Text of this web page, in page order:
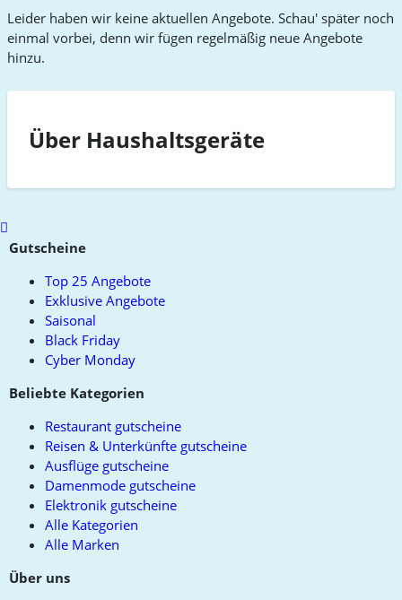
Leider haben wir keine aktuellen Angebote. Schau' später noch
einmal vorbei, denn wir fügen regelmäßig neue Angebote
hinzu.
Über Haushaltsgeräte
Scroll
toGutscheine
Top 25 Angebote
Exklusive Angebote
Saisonal
Black Friday
Cyber Monday
Beliebte Kategorien
Restaurant gutscheine
Reisen & Unterkünfte gutscheine
Ausflüge gutscheine
Damenmode gutscheine
Elektronik gutscheine
Alle Kategorien
Alle Marken
Über uns